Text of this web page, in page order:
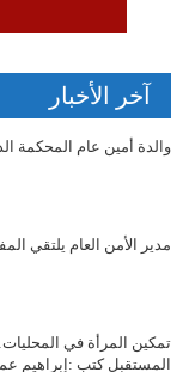
آخر الأخبار
والدة أمين عام المحكمة
مدير الأمن العام يلتقي
تمكين المرأة في
المستقبل كتب :إبراهيم